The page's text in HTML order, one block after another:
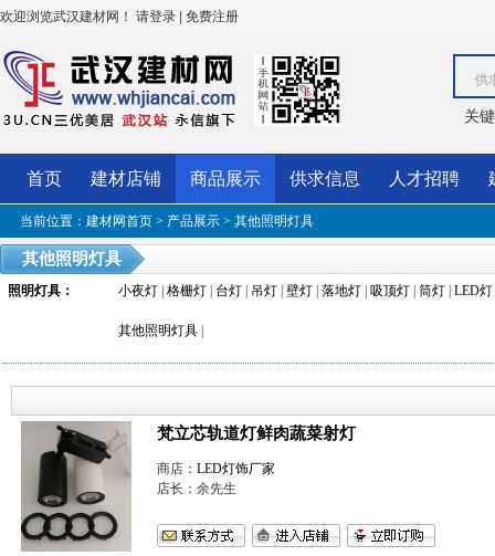
欢迎浏览武汉建材网！ 请登录 | 免费注册
供
关
首页 建材店铺 商品展示 供求信息 人才招聘
当前位置： 建材网首页 > 产品展示 > 其他照明灯具
其他照明灯具
照明灯具 ： 小夜灯 格栅灯 台灯 吊灯 壁灯 落地灯 吸顶灯 筒灯 LED灯
其他照明灯具
梵立芯轨道灯鲜肉蔬菜射灯
商店： LED灯饰厂家
店长：余先生